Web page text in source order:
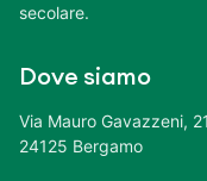
secolare.
Dove siamo
Via Mauro Gavazzeni,
24125 Bergamo